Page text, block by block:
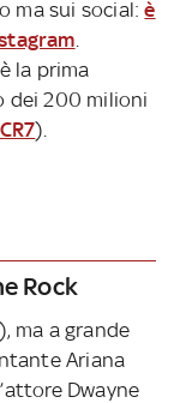
ma sui social:è
la prima
dei 200 milioni
).
Rock
), ma a grande
Ariana
Dwayne